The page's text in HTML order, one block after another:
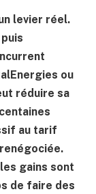
levier réel.
ou
réduire sa
au tarif
gains sont
de faire des